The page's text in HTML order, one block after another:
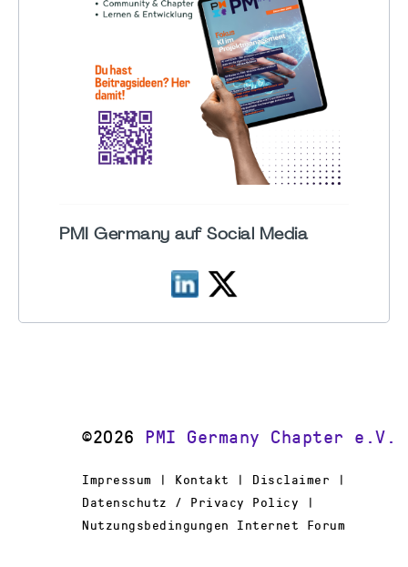
PMI Germany auf Social Media
©2026 PMI Germany Chapter e.V.
Impressum | Kontakt | Disclaimer |
Datenschutz / Privacy Policy |
Nutzungsbedingungen Internet Forum